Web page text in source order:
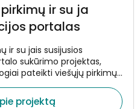
ir su ja
portalas
ir su jais susijusios
sukūrimo projektas,
pateikti viešųjų pirkimų
projektą